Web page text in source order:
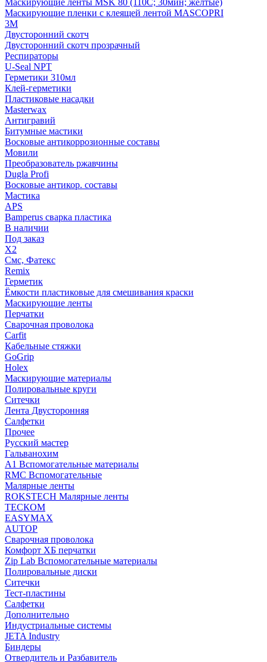
Маскирующие ленты MSK 80 (110С; 30мин; желтые)
Маскирующие пленки с клеящей лентой MASCOPRI
3M
Двусторонний скотч
Двусторонний скотч прозрачный
Респираторы
U-Seal NPT
Герметики 310мл
Клей-герметики
Пластиковые насадки
Masterwax
Антигравий
Битумные мастики
Восковые антикоррозионные составы
Мовили
Преобразователь ржавчины
Dugla Profi
Восковые антикор. составы
Мастика
APS
Bamperus сварка пластика
В наличии
Под заказ
X2
Смс, Фатекс
Remix
Герметик
Ёмкости пластиковые для смешивания краски
Маскирующие ленты
Перчатки
Сварочная проволока
Carfit
Кабельные стяжки
GoGrip
Holex
Маскирующие материалы
Полировальные круги
Ситечки
Лента Двусторонняя
Салфетки
Прочее
Русский мастер
Гальванохим
А1 Вспомогательные материалы
RMC Вспомогательные
Малярные ленты
ROKSTECH Малярные ленты
ТЕСКОМ
EASYMAX
AUTOP
Сварочная проволока
Комфорт ХБ перчатки
Zip Lab Вспомогательные материалы
Полировальные диски
Ситечки
Тест-пластины
Салфетки
Дополнительно
Индустриальные системы
JETA Industry
Биндеры
Отвердитель и Разбавитель